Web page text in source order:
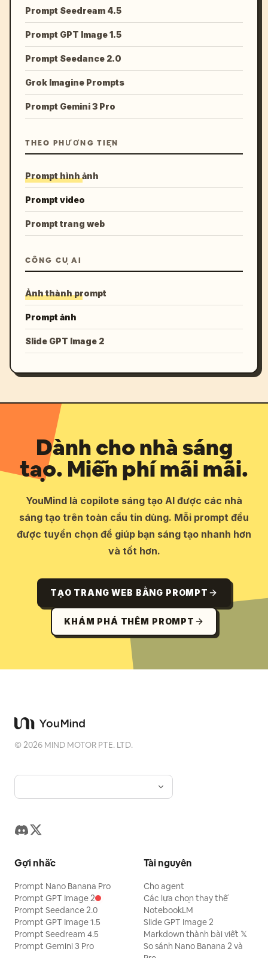
Prompt Seedream 4.5
Prompt GPT Image 1.5
Prompt Seedance 2.0
Grok Imagine Prompts
Prompt Gemini 3 Pro
THEO PHƯƠNG TIỆN
Prompt hình ảnh
Prompt video
Prompt trang web
CÔNG CỤ AI
Ảnh thành prompt
Prompt ảnh
Slide GPT Image 2
Dành cho nhà sáng
tạo. Miễn phí mãi mãi.
YouMind là copilote sáng tạo AI được các nhà
sáng tạo trên toàn cầu tin dùng. Mỗi prompt đều
được tuyển chọn để giúp bạn sáng tạo nhanh hơn
và tốt hơn.
TẠO TRANG WEB BẰNG PROMPT
KHÁM PHÁ THÊM PROMPT
©2026 MIND MOTOR PTE. LTD.
Gợi nhắc
Prompt Nano Banana Pro
Prompt GPT Image 2
Prompt Seedance 2.0
Prompt GPT Image 1.5
Prompt Seedream 4.5
Prompt Gemini 3 Pro
Tài nguyên
Cho agent
Các lựa chọn thay thế
NotebookLM
Slide GPT Image 2
Markdown thành bài viết 𝕏
So sánh Nano Banana 2 và